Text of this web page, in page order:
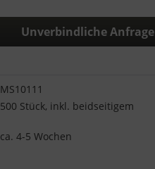
Unverbindliche Anfrage
MS10111
500 Stück, inkl. beidseitigem
ca. 4-5 Wochen